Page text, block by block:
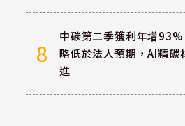
8
中碳第二季獲利年增
略低於法人預期，AI精碳
進